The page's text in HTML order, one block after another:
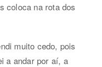
coloca na rota dos
muito cedo, pois
a andar por aí, a